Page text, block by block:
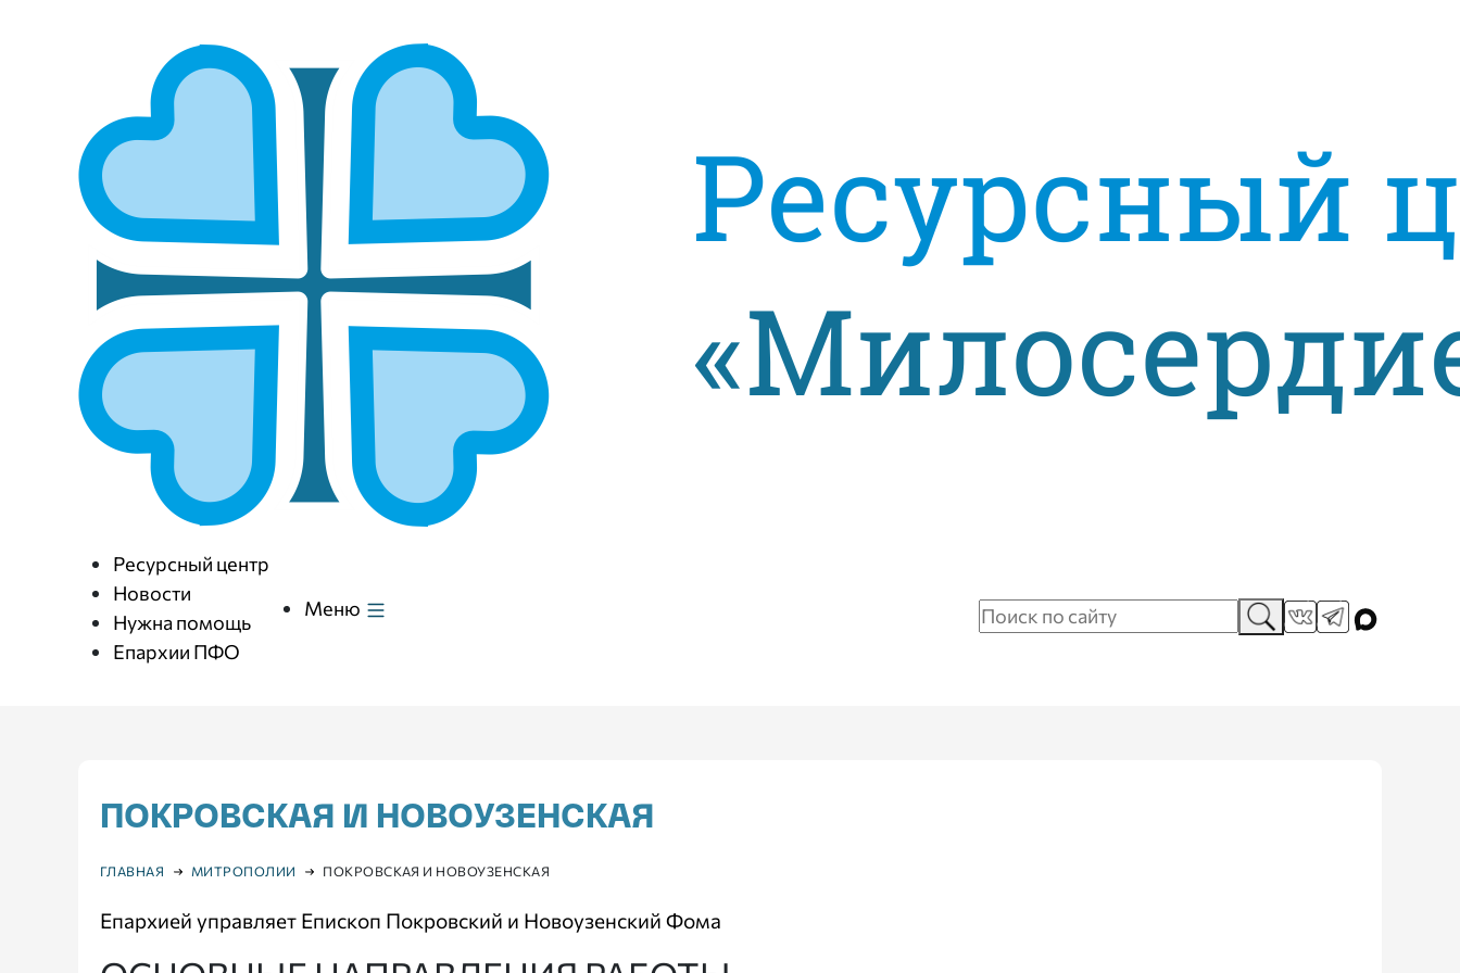
Ресурсный центр
Новости
Нужна помощь
Епархии ПФО
Меню
ПОКРОВСКАЯ И НОВОУЗЕНСКАЯ
ГЛАВНАЯ МИТРОПОЛИИ ПОКРОВСКАЯ И НОВОУЗЕНСКАЯ
Епархией управляет Епископ Покровский и Новоузенский Фома